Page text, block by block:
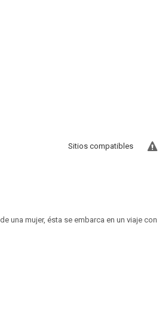
Sitios compatibles
una mujer, ésta se embarca en un viaje